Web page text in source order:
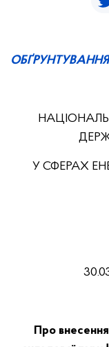
У СФЕРАХ
Про внесення